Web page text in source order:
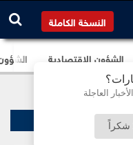
العاجلة
شكراً
النسخة الكاملة
الشؤون الإقتصادية